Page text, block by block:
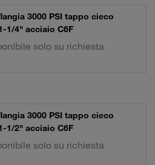
3000 PSI tappo cieco
1/4" acciaio C6F
solo su richiesta
3000 PSI tappo cieco
1/2" acciaio C6F
solo su richiesta